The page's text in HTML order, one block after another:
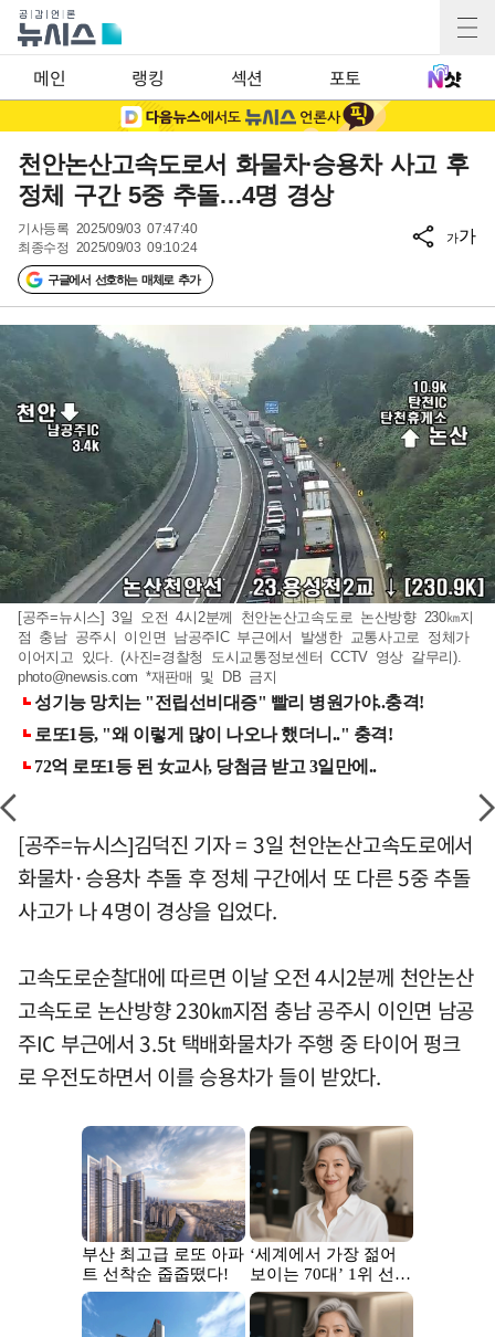
메인 랭킹 섹션 포토
천안논산고속도로서 화물차·승용차 사고 후
정체 구간 5중 추돌…4명 경상
기사등록 2025/09/03 07:47:40
최종수정 2025/09/03 09:10:24
구글에서 선호하는 매체로 추가
가가
[공주=뉴시스] 3일 오전 4시2분께 천안논산고속도로 논산방향 230㎞지
점 충남 공주시 이인면 남공주IC 부근에서 발생한 교통사고로 정체가
이어지고 있다. (사진=경찰청 도시교통정보센터 CCTV 영상 갈무리).
photo@newsis.com *재판매 및 DB 금지
[공주=뉴시스]김덕진 기자 = 3일 천안논산고속도로에서
화물차·승용차 추돌 후 정체 구간에서 또 다른 5중 추돌
사고가 나 4명이 경상을 입었다.
고속도로순찰대에 따르면 이날 오전 4시2분께 천안논산
고속도로 논산방향 230㎞지점 충남 공주시 이인면 남공
주IC 부근에서 3.5t 택배화물차가 주행 중 타이어 펑크
로 우전도하면서 이를 승용차가 들이 받았다.